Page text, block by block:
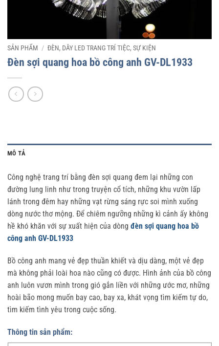
SẢN PHẨM / ĐÈN, DÂY LED TRANG TRÍ TIỆC, SỰ KIỆN
Đèn sợi quang hoa bồ công anh GV-DL1933
MÔ TẢ
Công nghệ trang trí bằng đèn sợi quang đem lại những con
đường lung linh như trong truyện cổ tích, những khu vườn lấp
lánh trong đêm hay những vạt rừng sáng rực soi mình xuống
dòng nước thơ mộng. Để chiêm ngưỡng những kì cảnh ấy không
hề khó khăn với sự xuất hiện của dòng đèn sợi quang hoa bồ
công anh GV-DL1933
Bồ công anh mang vẻ đẹp thuần khiết và dịu dàng, một vẻ đẹp
mà không phải loài hoa nào cũng có được. Hình ảnh của bồ công
anh luôn vươn mình trong gió gắn liền với những ước mơ, những
hoài bão mong muốn bay cao, bay xa, khát vọng tìm kiếm tự do,
tìm kiếm tình yêu trong cuộc sống.
Thông tin sản phẩm: